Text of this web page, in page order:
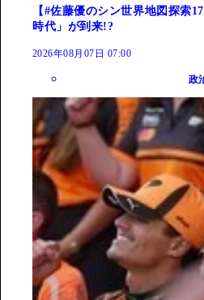
【#佐藤優のシン世界地図探索
時代」が到来!?
2026年08月07日 07:00
政